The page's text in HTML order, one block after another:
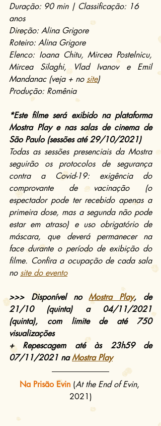
Duração: 90 min | Classificação: 16
anos
Direção: Alina Grigore
Roteiro: Alina Grigore
Elenco: Ioana Chitu, Mircea Postelnicu,
Mircea Silaghi, Vlad Ivanov e Emil
Mandanac (veja + no site)
Produção: Romênia
*Este filme será exibido na plataforma
Mostra Play e nas salas de cinema de
São Paulo (sessões até 29/10/2021)
Todas as sessões presenciais da Mostra
seguirão os protocolos de segurança
contra a Covid-19: exigência do
comprovante de vacinação (o
espectador pode ter recebido apenas a
primeira dose, mas a segunda não pode
estar em atraso) e uso obrigatório de
máscara, que deverá permanecer na
face durante o período de exibição do
filme. Confira a ocupação de cada sala
no site do evento
>>> Disponível no Mostra Play, de
21/10 (quinta) a 04/11/2021
(quinta), com limite de até 750
visualizações
+ Repescagem até às 23h59 de
07/11/2021 na Mostra Play
Na Prisão Evin (At the End of Evin,
2021)